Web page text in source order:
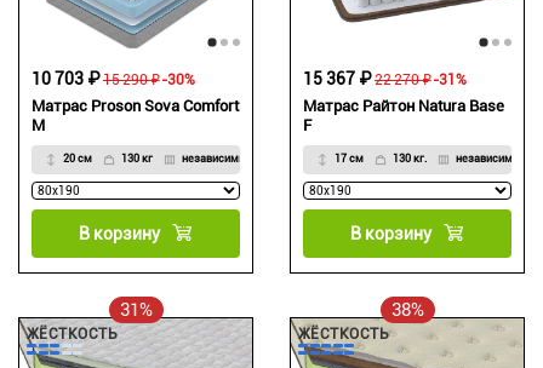
Матрас Proson Sova Comfort
M
20 см 130 кг независимый
15 290 ₽
10 703 ₽ -30%
В корзину
Матрас Райтон Natura Base
F
17 см 130 кг. независимый
22 270 ₽
15 367 ₽ -31%
В корзину
31%
ЖЁСТКОСТЬ
38%
ЖЁСТКОСТЬ